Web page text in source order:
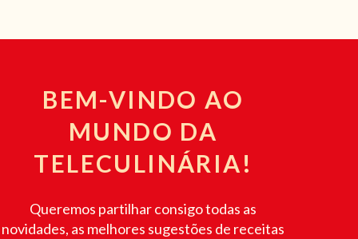
BEM-VINDO AO
MUNDO DA
TELECULINÁRIA!
Queremos partilhar consigo todas as
novidades, as melhores sugestões de receitas